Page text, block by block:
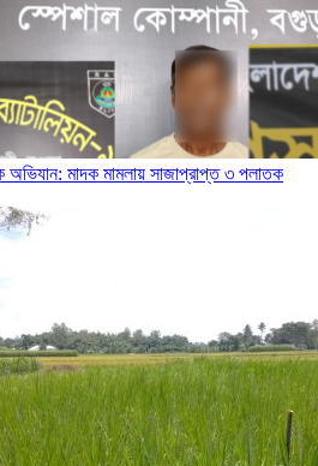
অভিযান: মাদক মামলায় সাজাপ্রাপ্ত ৩ পলাতক